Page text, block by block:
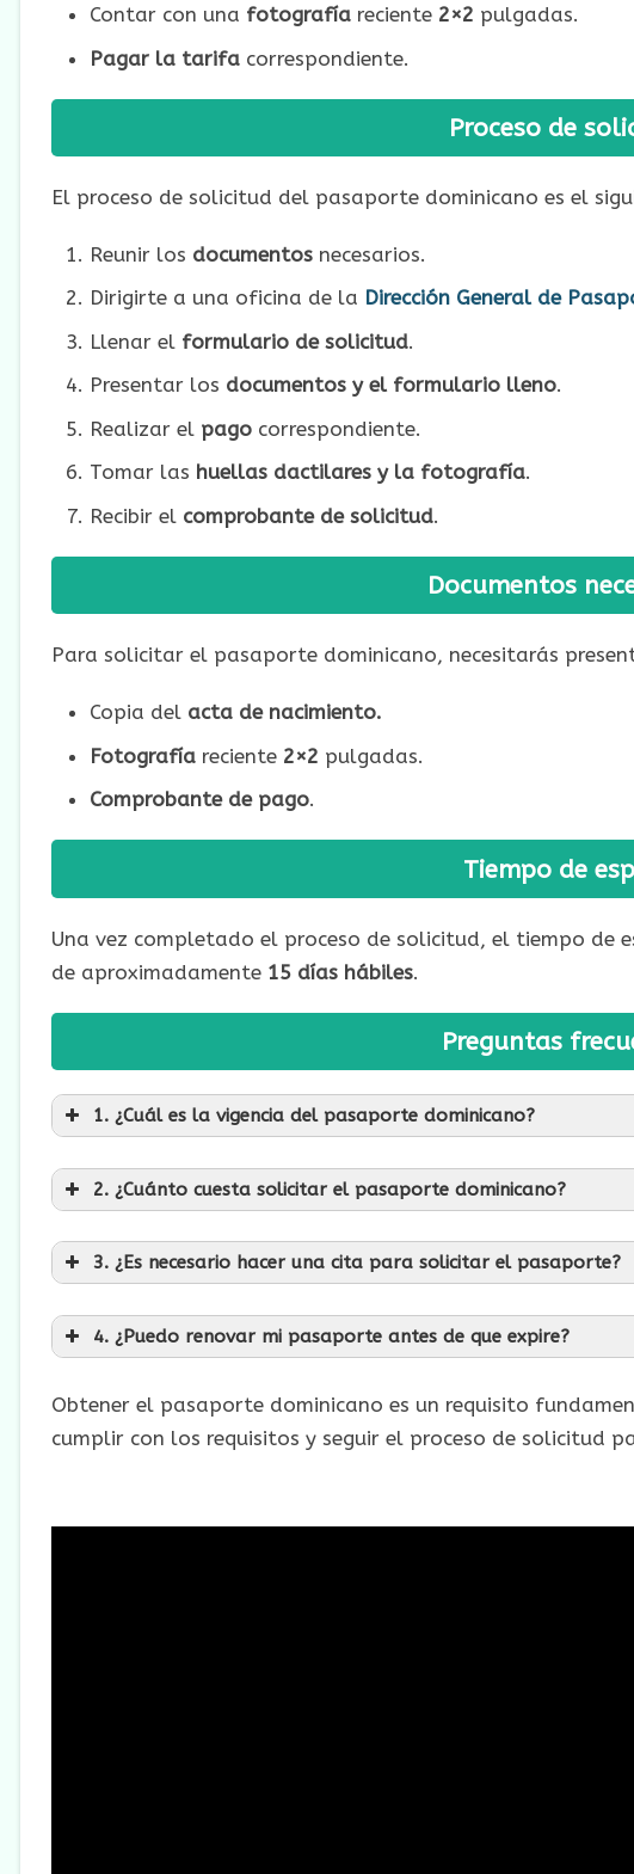
Contar con una fotografíareciente 2×2 pulgadas.
Pagar la tarifacorrespondiente.
Proceso de
El proceso de solicitud del pasaporte dominicano es el
Reunir los documentosnecesarios.
Dirigirte a una oficina de la Dirección General de
Llenar el formulario de solicitud.
Presentar los documentos y el formulario lleno.
Realizar el pagocorrespondiente.
Tomar las huellas dactilares y la fotografía.
Recibir el comprobante de solicitud.
Documentos
Para solicitar el pasaporte dominicano, necesitarás
Copia delacta de nacimiento.
Fotografíareciente 2×2 pulgadas.
Comprobante de pago.
Tiempo de
Una vez completado el proceso de solicitud, el tiempo de
de aproximadamente 15 días hábiles.
Preguntas
1. ¿Cuál es la vigencia del pasaporte dominicano?
2. ¿Cuánto cuesta solicitar el pasaporte dominicano?
3. ¿Es necesario hacer una cita para solicitar el pasaporte?
4. ¿Puedo renovar mi pasaporte antes de que expire?
Obtener el pasaporte dominicano es un requisito
cumplir con los requisitos y seguir el proceso de solicitud